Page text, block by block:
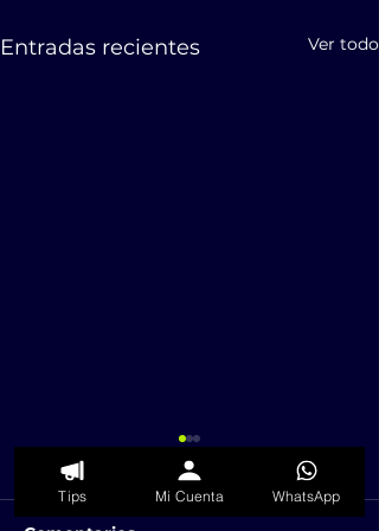
Entradas recientes Ver todo
Tips Mi Cuenta WhatsApp